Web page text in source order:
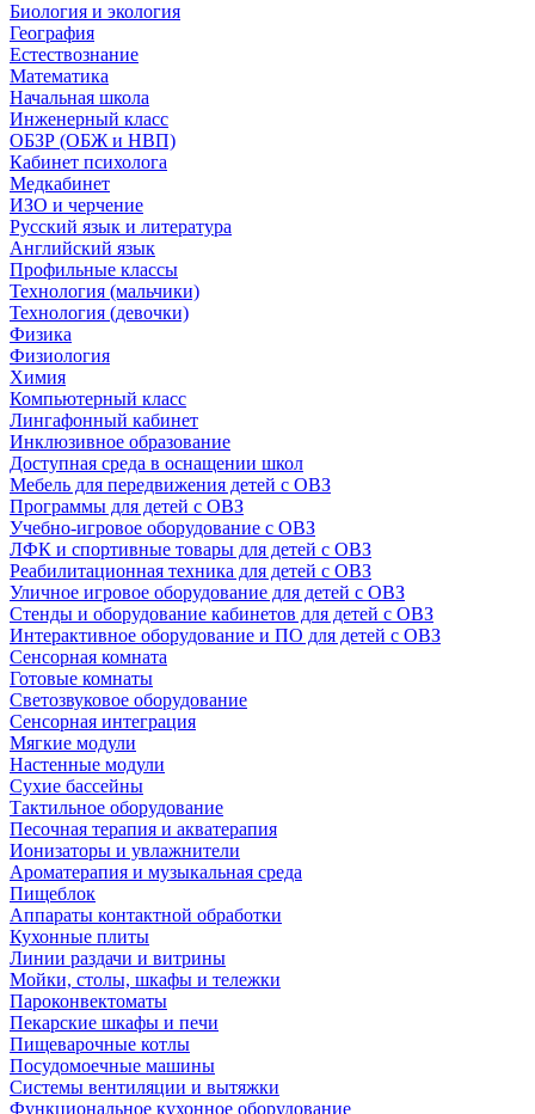
Биология и экология
География
Естествознание
Математика
Начальная школа
Инженерный класс
ОБЗР (ОБЖ и НВП)
Кабинет психолога
Медкабинет
ИЗО и черчение
Русский язык и литература
Английский язык
Профильные классы
Технология (мальчики)
Технология (девочки)
Физика
Физиология
Химия
Компьютерный класс
Лингафонный кабинет
Инклюзивное образование
Доступная среда в оснащении школ
Мебель для передвижения детей с ОВЗ
Программы для детей с ОВЗ
Учебно-игровое оборудование с ОВЗ
ЛФК и спортивные товары для детей с ОВЗ
Реабилитационная техника для детей с ОВЗ
Уличное игровое оборудование для детей с ОВЗ
Стенды и оборудование кабинетов для детей с ОВЗ
Интерактивное оборудование и ПО для детей с ОВЗ
Сенсорная комната
Готовые комнаты
Светозвуковое оборудование
Сенсорная интеграция
Мягкие модули
Настенные модули
Сухие бассейны
Тактильное оборудование
Песочная терапия и акватерапия
Ионизаторы и увлажнители
Ароматерапия и музыкальная среда
Пищеблок
Аппараты контактной обработки
Кухонные плиты
Линии раздачи и витрины
Мойки, столы, шкафы и тележки
Пароконвектоматы
Пекарские шкафы и печи
Пищеварочные котлы
Посудомоечные машины
Системы вентиляции и вытяжки
Функциональное кухонное оборудование